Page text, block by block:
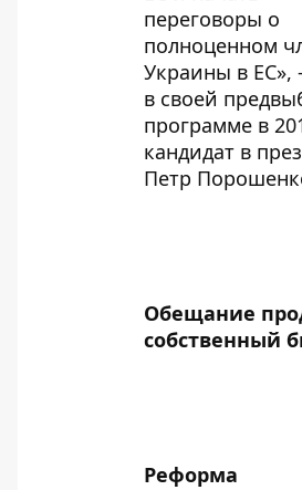
переговоры о
полноценном
Украины в ЕС»,
в своей
программе в
кандидат в
Петр
Обещание
собственный
Реформа